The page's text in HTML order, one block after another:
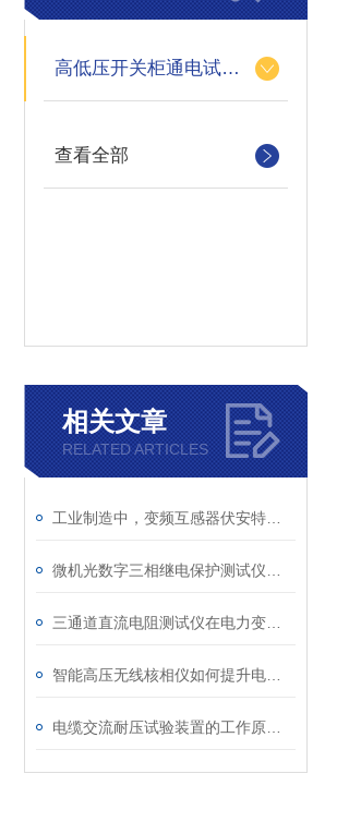
高低压开关柜通电试验台
查看全部
相关文章
RELATED ARTICLES